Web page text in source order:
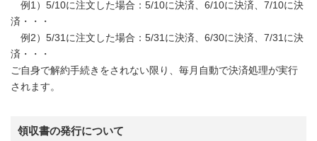
例1）5/10に注文した場合：5/10に決済、6/10に決済、7/10に決
済・・・
例2）5/31に注文した場合：5/31に決済、6/30に決済、7/31に決
済・・・
ご自身で解約手続きをされない限り、毎月自動で決済処理が実行
されます。
領収書の発行について